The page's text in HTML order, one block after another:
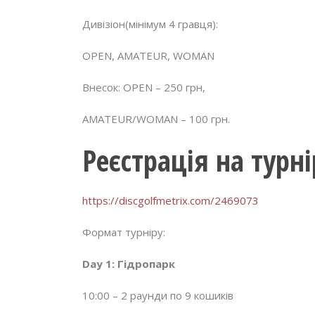
Дивізіон(мінімум 4 гравця):
OPEN, AMATEUR, WOMAN
Внесок: OPEN – 250 грн,
AMATEUR/WOMAN – 100 грн.
Реєстрація на
https://discgolfmetrix.com/2469073
Формат турніру:
Day 1: Гідропарк
10:00 – 2 раунди по 9 кошиків